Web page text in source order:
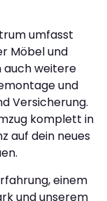
umfasst
Möbel und
auch weitere
und
Versicherung.
komplett in
auf dein neues
einem
und unserem